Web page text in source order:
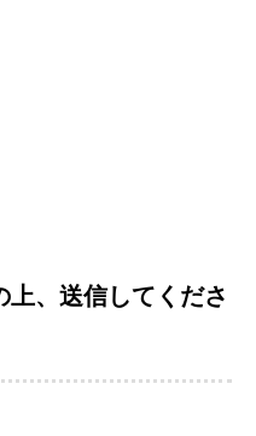
上、送信してくださ